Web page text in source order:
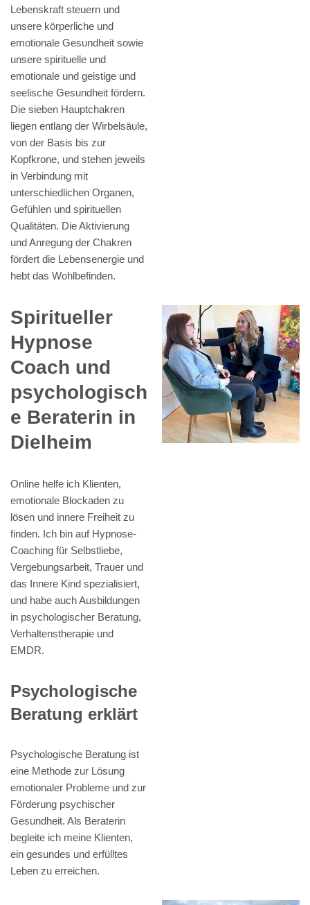
Lebenskraft steuern und
unsere körperliche und
emotionale Gesundheit sowie
unsere spirituelle und
emotionale und geistige und
seelische Gesundheit fördern.
Die sieben Hauptchakren
liegen entlang der Wirbelsäule,
von der Basis bis zur
Kopfkrone, und stehen jeweils
in Verbindung mit
unterschiedlichen Organen,
Gefühlen und spirituellen
Qualitäten. Die Aktivierung
und Anregung der Chakren
fördert die Lebensenergie und
hebt das Wohlbefinden.
Spiritueller
Hypnose
Coach und
psychologisch
e Beraterin in
Dielheim
Online helfe ich Klienten,
emotionale Blockaden zu
lösen und innere Freiheit zu
finden. Ich bin auf Hypnose-
Coaching für Selbstliebe,
Vergebungsarbeit, Trauer und
das Innere Kind spezialisiert,
und habe auch Ausbildungen
in psychologischer Beratung,
Verhaltenstherapie und
EMDR.
Psychologische
Beratung erklärt
Psychologische Beratung ist
eine Methode zur Lösung
emotionaler Probleme und zur
Förderung psychischer
Gesundheit. Als Beraterin
begleite ich meine Klienten,
ein gesundes und erfülltes
Leben zu erreichen.